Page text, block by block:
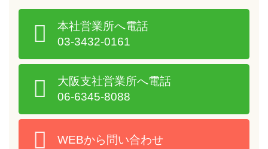
本社営業所へ電話
03-3432-0161
大阪支社営業所へ電話
06-6345-8088
WEBから問い合わせ